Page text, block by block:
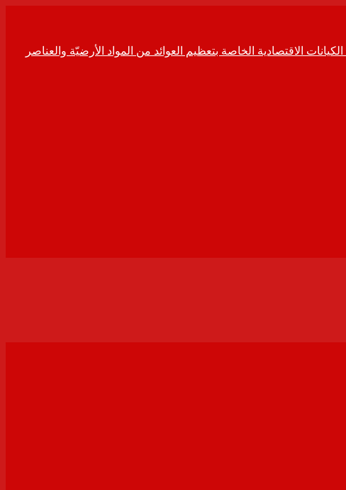
الاقتصادية الخاصة بتعظيم العوائد من المواد الأرضيّة والعناصر